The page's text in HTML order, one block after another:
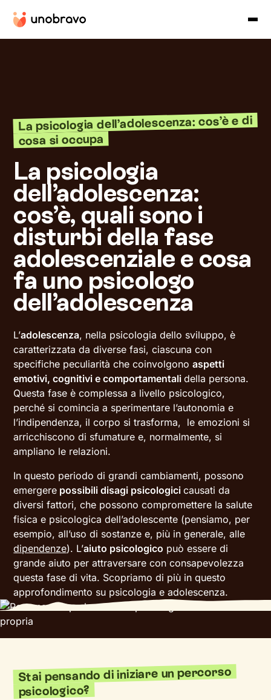
La psicologia dell’adolescenza: cos’è e di
cosa si occupa
La psicologia
dell’adolescenza:
cos’è, quali sono i
disturbi della fase
adolescenziale e cosa
fa uno psicologo
dell’adolescenza
L’adolescenza, nella psicologia dello sviluppo, è
caratterizzata da diverse fasi, ciascuna con
specifiche peculiarità che coinvolgonoaspetti
emotivi, cognitivi e comportamentalidella persona.
Questa fase è complessa a livello psicologico,
perché si comincia a sperimentare l’autonomia e
l’indipendenza, il corpo si trasforma, le emozioni si
arricchiscono di sfumature e, normalmente, si
ampliano le relazioni.
In questo periodo di grandi cambiamenti, possono
emergere possibili disagi psicologicicausati da
diversi fattori, che possono compromettere la salute
fisica e psicologica dell’adolescente (pensiamo, per
esempio, all’uso di sostanze e, più in generale, alle
dipendenze). L’aiuto psicologico può essere di
grande aiuto per attraversare con consapevolezza
questa fase di vita. Scopriamo di più in questo
approfondimento su psicologia e adolescenza.
Stai pensando di iniziare un percorso
psicologico?